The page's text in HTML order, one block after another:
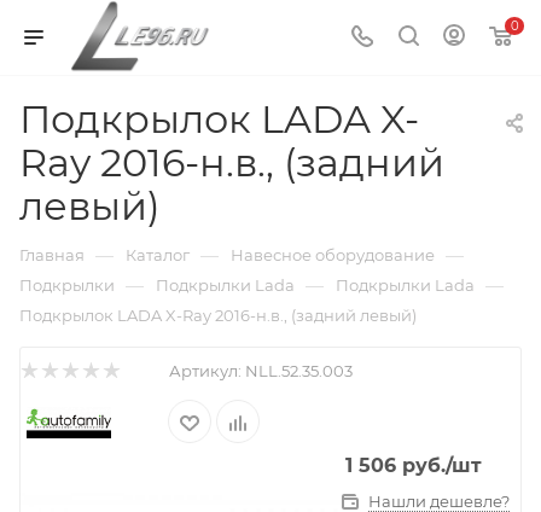
0
Подкрылок LADA X-
Ray 2016-н.в., (задний
левый)
Главная — Каталог — Навесное оборудование —
Подкрылки — Подкрылки Lada — Подкрылки Lada —
Подкрылок LADA X-Ray 2016-н.в., (задний левый)
Артикул: NLL.52.35.003
1 506 руб./шт
Нашли дешевле?